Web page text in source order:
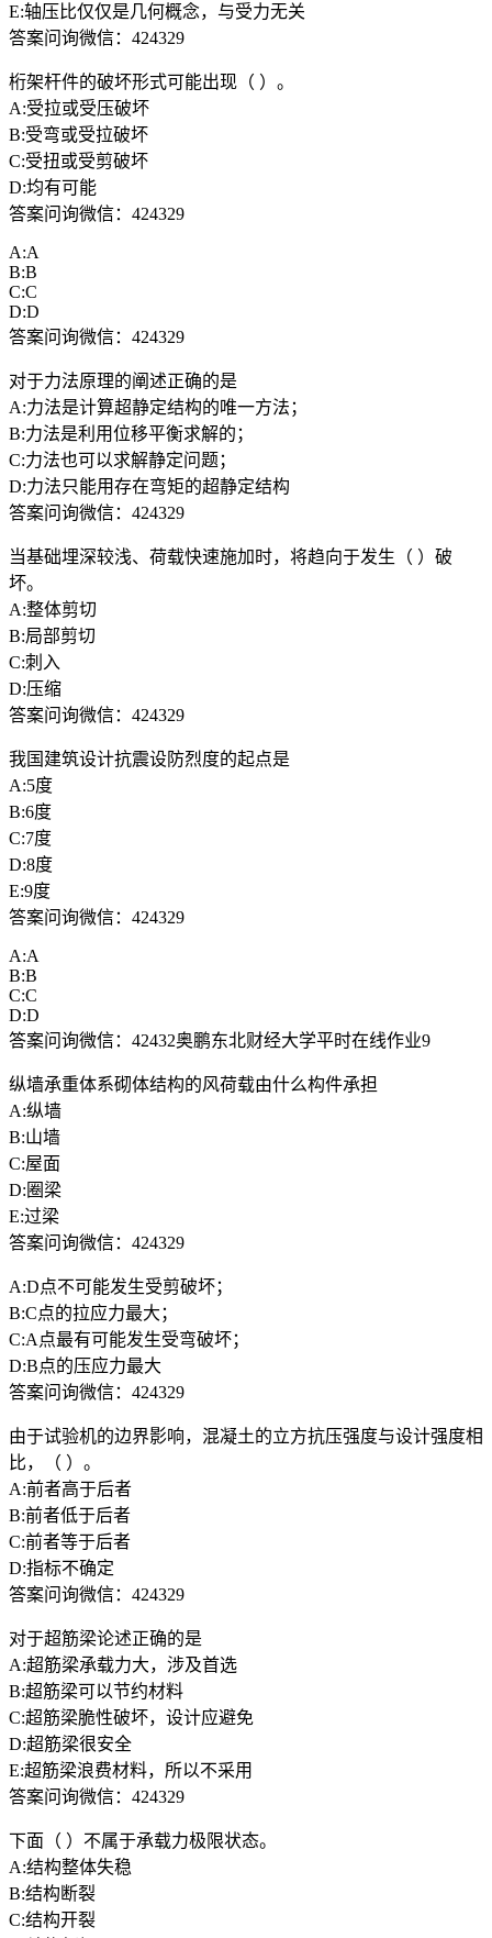
E:轴压比仅仅是几何概念，与受力无关
答案问询微信：424329
桁架杆件的破坏形式可能出现（ ）。
A:受拉或受压破坏
B:受弯或受拉破坏
C:受扭或受剪破坏
D:均有可能
答案问询微信：424329
A:A
B:B
C:C
D:D
答案问询微信：424329
对于力法原理的阐述正确的是
A:力法是计算超静定结构的唯一方法；
B:力法是利用位移平衡求解的；
C:力法也可以求解静定问题；
D:力法只能用存在弯矩的超静定结构
答案问询微信：424329
当基础埋深较浅、荷载快速施加时，将趋向于发生（ ）破
坏。
A:整体剪切
B:局部剪切
C:刺入
D:压缩
答案问询微信：424329
我国建筑设计抗震设防烈度的起点是
A:5度
B:6度
C:7度
D:8度
E:9度
答案问询微信：424329
A:A
B:B
C:C
D:D
答案问询微信：42432奥鹏东北财经大学平时在线作业9
纵墙承重体系砌体结构的风荷载由什么构件承担
A:纵墙
B:山墙
C:屋面
D:圈梁
E:过梁
答案问询微信：424329
A:D点不可能发生受剪破坏；
B:C点的拉应力最大；
C:A点最有可能发生受弯破坏；
D:B点的压应力最大
答案问询微信：424329
由于试验机的边界影响，混凝土的立方抗压强度与设计强度相
比，（ ）。
A:前者高于后者
B:前者低于后者
C:前者等于后者
D:指标不确定
答案问询微信：424329
对于超筋梁论述正确的是
A:超筋梁承载力大，涉及首选
B:超筋梁可以节约材料
C:超筋梁脆性破坏，设计应避免
D:超筋梁很安全
E:超筋梁浪费材料，所以不采用
答案问询微信：424329
下面（ ）不属于承载力极限状态。
A:结构整体失稳
B:结构断裂
C:结构开裂